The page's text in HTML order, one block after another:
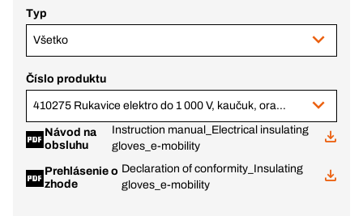
Typ
Všetko
Číslo produktu
410275 Rukavice elektro do 1 000 V, kaučuk, oranžové, hr. 2,25 mm, veľ. 11
Návod na
obsluhu
Instruction manual_Electrical insulating
gloves_e-mobility
Prehlásenie o
zhode
Declaration of conformity_Insulating
gloves_e-mobility